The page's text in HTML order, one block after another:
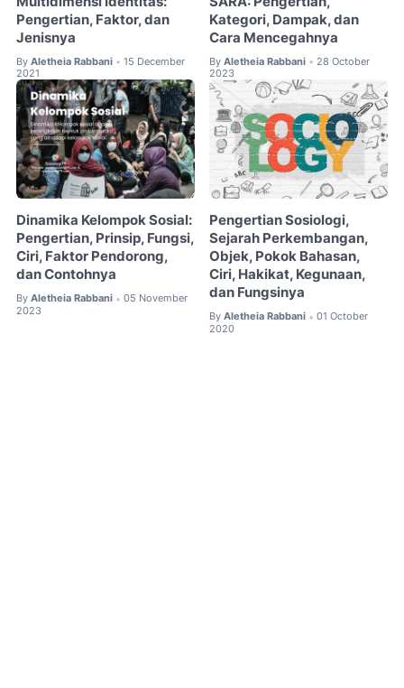
Pengertian, Faktor, dan
Jenisnya
By Aletheia Rabbani • 15 December
2021
Kategori, Dampak, dan
Cara Mencegahnya
By Aletheia Rabbani • 28 October
2023
Dinamika Kelompok Sosial:
Pengertian, Prinsip, Fungsi,
Ciri, Faktor Pendorong,
dan Contohnya
By Aletheia Rabbani • 05 November
2023
Pengertian Sosiologi,
Sejarah Perkembangan,
Objek, Pokok Bahasan,
Ciri, Hakikat, Kegunaan,
dan Fungsinya
By Aletheia Rabbani • 01 October
2020